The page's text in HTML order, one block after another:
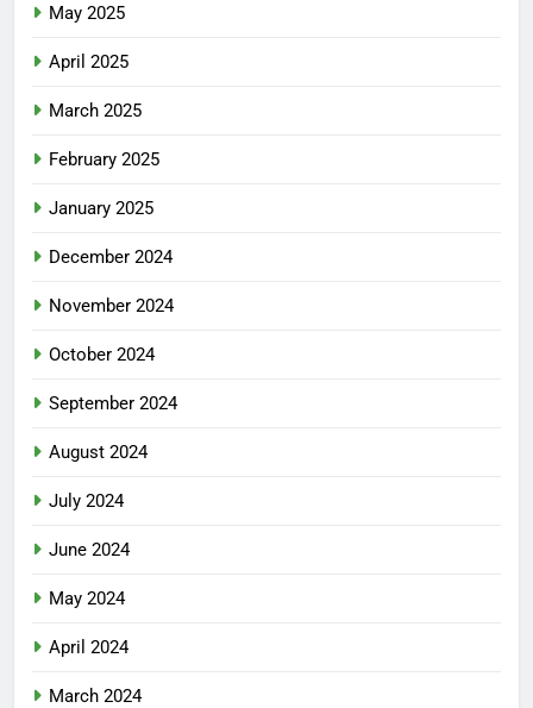
May 2025
April 2025
March 2025
February 2025
January 2025
December 2024
November 2024
October 2024
September 2024
August 2024
July 2024
June 2024
May 2024
April 2024
March 2024